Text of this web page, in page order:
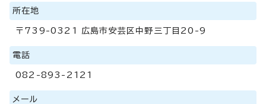
所在地
〒739-0321 広島市安芸区中野三丁目20-9
電話
082-893-2121
メール